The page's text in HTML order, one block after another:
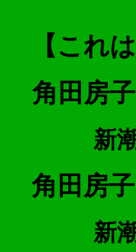
【これ
角田房
新
角田房
新